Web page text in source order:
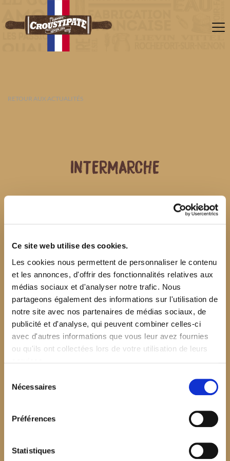
Ce site web utilise des cookies.
Les cookies nous permettent de personnaliser le contenu
et les annonces, d'offrir des fonctionnalités relatives aux
médias sociaux et d'analyser notre trafic. Nous
partageons également des informations sur l'utilisation de
notre site avec nos partenaires de médias sociaux, de
publicité et d'analyse, qui peuvent combiner celles-ci
avec d'autres informations que vous leur avez fournies
ou qu'ils ont collectées lors de votre utilisation de leurs
Nécessaires
Préférences
Statistiques
RETOUR AUX ACTUALITÉS
INTERMARCHE